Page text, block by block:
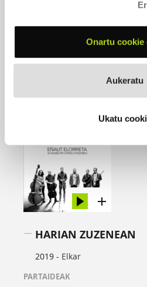
Onartu cookie
Aukeratu
Ukatu
EROSI
HARIAN ZUZENEAN
2019 - Elkar
PARTAIDEAK